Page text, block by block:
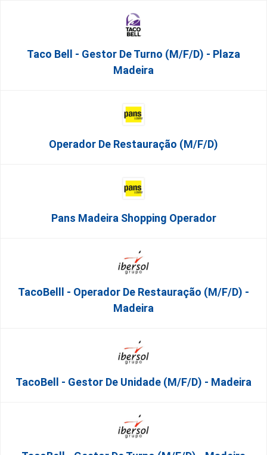
Taco Bell - Gestor De Turno (m/f/d) - Plaza
Madeira
Operador De Restauração (m/f/d)
Pans Madeira Shopping Operador
TacoBelll - Operador De Restauração (m/f/d) -
Madeira
TacoBell - Gestor De Unidade (m/f/d) - Madeira